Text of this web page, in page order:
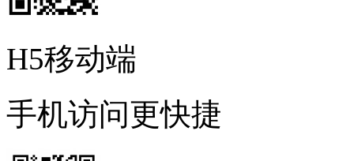
H5移动端
手机访问更快捷